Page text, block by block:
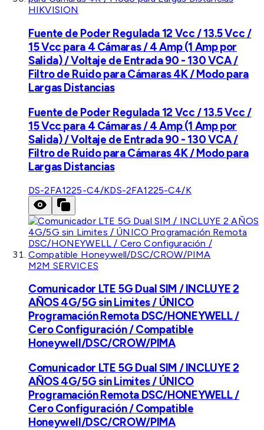
HIKVISION
Fuente de Poder Regulada 12 Vcc / 13.5 Vcc /
15 Vcc para 4 Cámaras / 4 Amp (1 Amp por
Salida) / Voltaje de Entrada 90 - 130 VCA /
Filtro de Ruido para Cámaras 4K / Modo para
Largas Distancias
Fuente de Poder Regulada 12 Vcc / 13.5 Vcc /
15 Vcc para 4 Cámaras / 4 Amp (1 Amp por
Salida) / Voltaje de Entrada 90 - 130 VCA /
Filtro de Ruido para Cámaras 4K / Modo para
Largas Distancias
DS-2FA1225-C4/KDS-2FA1225-C4/K
M2M SERVICES
Comunicador LTE 5G Dual SIM / INCLUYE 2
AÑOS 4G/5G sin Limites / ÚNICO
Programación Remota DSC/HONEYWELL /
Cero Configuración / Compatible
Honeywell/DSC/CROW/PIMA
Comunicador LTE 5G Dual SIM / INCLUYE 2
AÑOS 4G/5G sin Limites / ÚNICO
Programación Remota DSC/HONEYWELL /
Cero Configuración / Compatible
Honeywell/DSC/CROW/PIMA